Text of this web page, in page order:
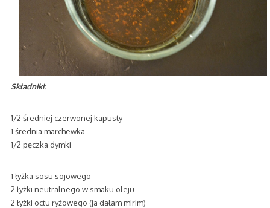
Składniki:
1/2 średniej czerwonej kapusty
1 średnia marchewka
1/2 pęczka dymki
1 łyżka sosu sojowego
2 łyżki neutralnego w smaku oleju
2 łyżki octu ryżowego (ja dałam mirim)